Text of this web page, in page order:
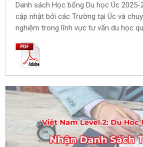
Danh sách Học bổng Du học Úc
cập nhật bởi các Trường tại Úc và
nghiệm trong lĩnh vực tư vấn du học